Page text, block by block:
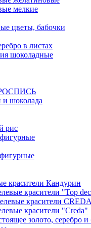
мелкие
цветы, бабочки
в листах
шоколадные
и шоколада
рис
красители Кандурин
красители "Top
красители CREDA
красители "Creda"
золото, серебро и